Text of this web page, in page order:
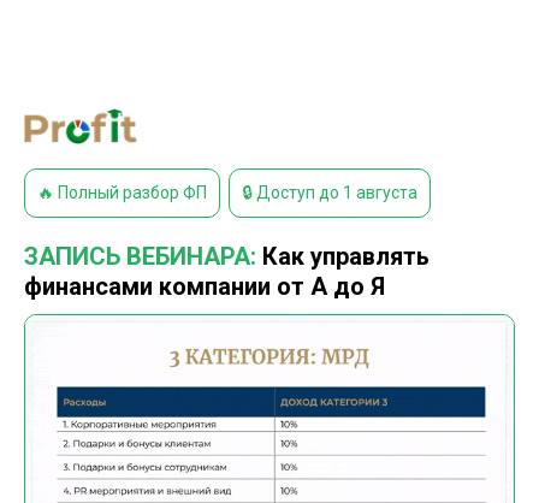
🔥 Полный разбор ФП 🔒 Доступ до 1 августа
ЗАПИСЬ ВЕБИНАРА: Как управлять
финансами компании от А до Я